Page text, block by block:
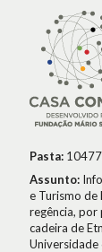
Pasta:
Assunto:
e Turismo de
regência, por
cadeira de
Universidade